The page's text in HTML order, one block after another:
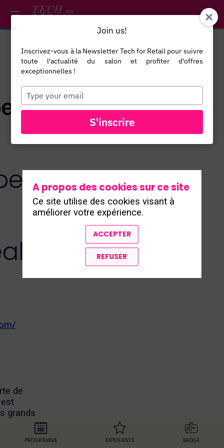
TOUS LES
de
est
grands
PROGRAMME EXPOSANTS BADGE
A propos des cookies sur ce site
Ce site utilise des cookies visant à
améliorer votre expérience.
ACCEPTER
REFUSER
*/
Join us!
Inscrivez-vous à la Newsletter Tech for Retail pour suivre
toute l'actualité du salon et profiter d'offres
exceptionnelles !
Type
your
email
S'inscrire